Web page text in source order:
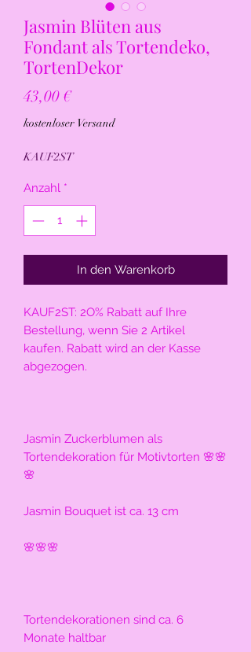
Jasmin Blüten aus
Fondant als Tortendeko,
TortenDekor
43,00 €Preis
kostenloser Versand
KAUF2ST
Anzahl *
In den Warenkorb
KAUF2ST: 2O% Rabatt auf Ihre
Bestellung, wenn Sie 2 Artikel
kaufen. Rabatt wird an der Kasse
abgezogen.
Jasmin Zuckerblumen als
Tortendekoration für Motivtorten 🌸🌸
🌸
Jasmin Bouquet ist ca. 13 cm
🌸🌸🌸
Tortendekorationen sind ca. 6
Monate haltbar